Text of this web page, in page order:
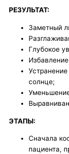
РЕЗУЛЬТАТ:
Заметный
Глубокое
солнце;
ЭТАПЫ:
Сначала
пациента,